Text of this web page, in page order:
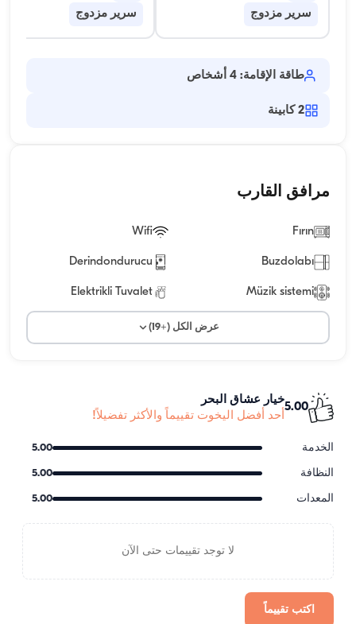
سرير مزدوج سرير مزدوج
طاقة الإقامة: 4 أشخاص
2 كابينة
مرافق القارب
Fırın
Wifi
Buzdolabı
Derindondurucu
Müzik sistemi
Elektrikli Tuvalet
عرض الكل (+19)
5.00
خيار عشاق البحر
أحد أفضل اليخوت تقييماً والأكثر تفضيلاً!
الخدمة 5.00
النظافة 5.00
المعدات 5.00
لا توجد تقييمات حتى الآن
اكتب تقييماً